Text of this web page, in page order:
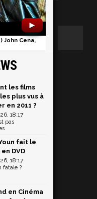
►
John Cena,
les films
plus vus à
en 2011 ?
18:17
pas
fait le
DVD
18:17
fatale ?
en Cinéma